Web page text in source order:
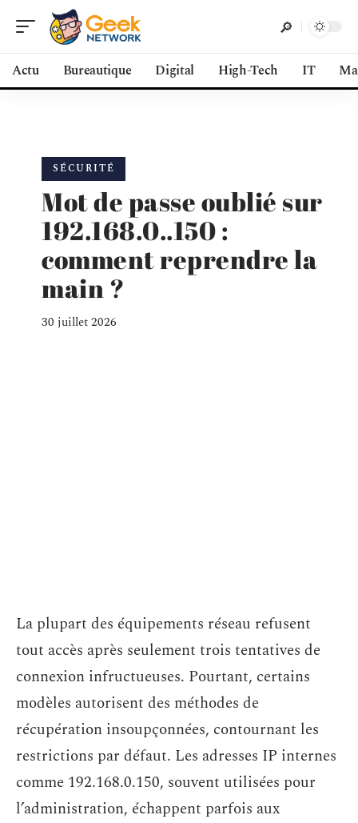
Actu Bureautique Digital High-Tech IT
SÉCURITÉ
Mot de passe oublié sur
192.168.0..150 :
comment reprendre la
main ?
30 juillet 2026
La plupart des équipements réseau refusent
tout accès après seulement trois tentatives de
connexion infructueuses. Pourtant, certains
modèles autorisent des méthodes de
récupération insoupçonnées, contournant les
restrictions par défaut. Les adresses IP internes
comme 192.168.0.150, souvent utilisées pour
l’administration, échappent parfois aux